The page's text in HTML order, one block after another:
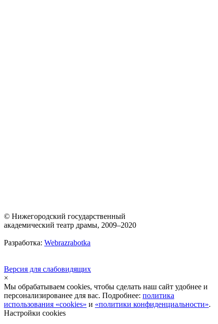
© Нижегородский государственный
академический театр драмы, 2009–2020
Разработка: Webrazrabotka
Версия для слабовидящих
×
Мы обрабатываем cookies, чтобы сделать наш сайт удобнее и
персонализированее для вас. Подробнее: политика
использования «cookies» и «политики конфиденциальности».
Настройки cookies